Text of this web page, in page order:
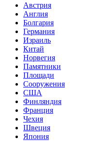
Австрия
Англия
Болгария
Германия
Израиль
Китай
Норвегия
Памятники
Площади
Сооружения
США
Финляндия
Франция
Чехия
Швеция
Япония